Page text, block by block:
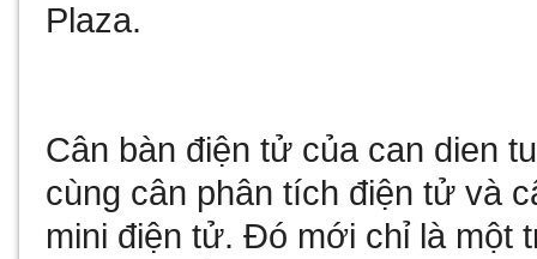
Plaza.
Cân bàn điện tử của can dien tu
cùng cân phân tích điện tử và
mini điện tử. Đó mới chỉ là một